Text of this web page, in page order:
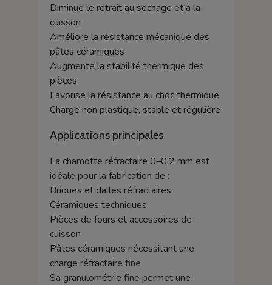
Diminue le retrait au séchage et à la
cuisson
Améliore la résistance mécanique des
pâtes céramiques
Augmente la stabilité thermique des
pièces
Favorise la résistance au choc thermique
Charge non plastique, stable et régulière
Applications principales
La chamotte réfractaire 0–0,2 mm est
idéale pour la fabrication de :
Briques et dalles réfractaires
Céramiques techniques
Pièces de fours et accessoires de
cuisson
Pâtes céramiques nécessitant une
charge réfractaire fine
Sa granulométrie fine permet une